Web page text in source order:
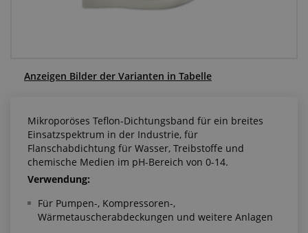
Anfragezentrum
Über uns
Anzeigen Bilder der Varianten in Tabelle
Mikroporöses Teflon-Dichtungsband für ein breites
Einsatzspektrum in der Industrie, für
Flanschabdichtung für Wasser, Treibstoffe und
chemische Medien im pH-Bereich von 0-14.
Verwendung:
Für Pumpen-, Kompressoren-,
Wärmetauscherabdeckungen und weitere Anlagen